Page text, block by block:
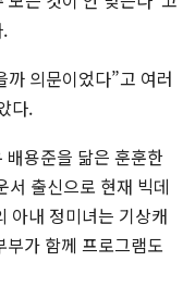
의문이었다”고 여러
다.
배용준을 닮은 훈훈한
출신으로 현재 빅데
아내 정미녀는 기상캐
가 함께 프로그램도